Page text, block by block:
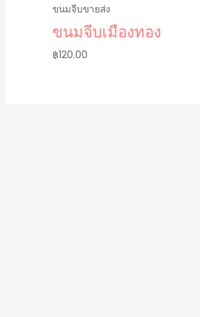
ขนมจีบขายส่ง
ขนมจีบเมืองทอง
฿120.00